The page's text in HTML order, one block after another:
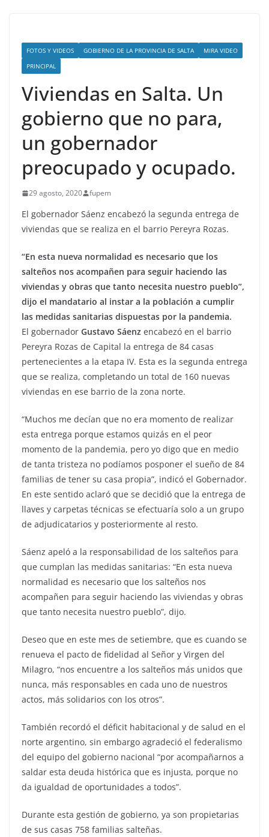
FOTOS Y VIDEOS GOBIERNO DE LA PROVINCIA DE SALTA
MIRA VIDEO
PRINCIPAL
Viviendas en Salta. Un
gobierno que no para,
un gobernador
preocupado y ocupado.
29 agosto, 2020 fupem
El gobernador Sáenz encabezó la segunda entrega de
viviendas que se realiza en el barrio Pereyra Rozas.
“En esta nueva normalidad es necesario que los
salteños nos acompañen para seguir haciendo las
viviendas y obras que tanto necesita nuestro pueblo”,
dijo el mandatario al instar a la población a cumplir
las medidas sanitarias dispuestas por la pandemia.
El gobernador Gustavo Sáenz encabezó en el barrio
Pereyra Rozas de Capital la entrega de 84 casas
pertenecientes a la etapa IV. Esta es la segunda entrega
que se realiza, completando un total de 160 nuevas
viviendas en ese barrio de la zona norte.
“Muchos me decían que no era momento de realizar
esta entrega porque estamos quizás en el peor
momento de la pandemia, pero yo digo que en medio
de tanta tristeza no podíamos posponer el sueño de 84
familias de tener su casa propia”, indicó el Gobernador.
En este sentido aclaró que se decidió que la entrega de
llaves y carpetas técnicas se efectuaría solo a un grupo
de adjudicatarios y posteriormente al resto.
Sáenz apeló a la responsabilidad de los salteños para
que cumplan las medidas sanitarias: “En esta nueva
normalidad es necesario que los salteños nos
acompañen para seguir haciendo las viviendas y obras
que tanto necesita nuestro pueblo”, dijo.
Deseo que en este mes de setiembre, que es cuando se
renueva el pacto de fidelidad al Señor y Virgen del
Milagro, “nos encuentre a los salteños más unidos que
nunca, más responsables en cada uno de nuestros
actos, más solidarios con los otros”.
También recordó el déficit habitacional y de salud en el
norte argentino, sin embargo agradeció el federalismo
del equipo del gobierno nacional “por acompañarnos a
saldar esta deuda histórica que es injusta, porque no
da igualdad de oportunidades a todos”.
Durante esta gestión de gobierno, ya son propietarias
de sus casas 758 familias salteñas.